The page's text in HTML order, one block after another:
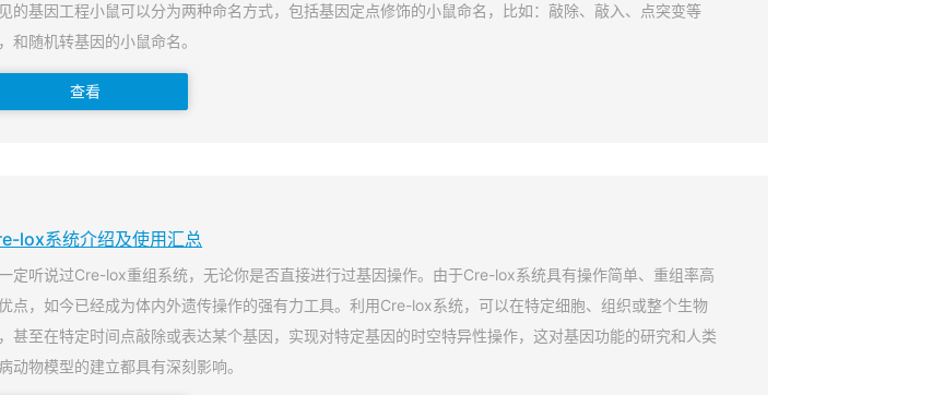
的基因工程小鼠可以分为两种命名方式，包括基因定点修饰的小鼠命名，比如：敲除、敲入、点突变等
和随机转基因的小鼠命名。
查看
lox系统介绍及使用汇总
定听说过Cre-lox重组系统，无论你是否直接进行过基因操作。由于Cre-lox系统具有操作简单、重组率高
点，如今已经成为体内外遗传操作的强有力工具。利用Cre-lox系统，可以在特定细胞、组织或整个生物
甚至在特定时间点敲除或表达某个基因，实现对特定基因的时空特异性操作，这对基因功能的研究和人类
动物模型的建立都具有深刻影响。